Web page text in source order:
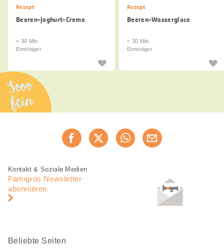
Rezept
Beeren-Joghurt-Creme
< 30 Min.
Einsteiger
Rezept
Beeren-Wasserglace
< 30 Min.
Einsteiger
Sooo
fein
Jetzt weiterempfehlen
Fusszeile
Fusszeile
Navigation
Kontakt & Soziale Medien
Famigros Newsletter
abonnieren
Beliebte Seiten